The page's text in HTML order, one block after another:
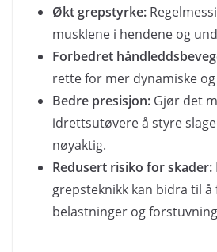
Økt grepstyrke:
musklene i hendene og
Forbedret
rette for mer dynamiske
Bedre presisjon: Gjør det
idrettsutøvere å styre
nøyaktig.
Redusert risiko for skader:
grepsteknikk kan bidra til
belastninger og